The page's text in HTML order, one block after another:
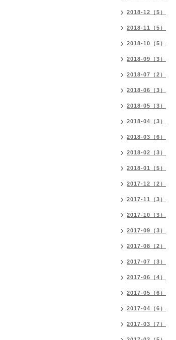
2018-12（5）
2018-11（5）
2018-10（5）
2018-09（3）
2018-07（2）
2018-06（3）
2018-05（3）
2018-04（3）
2018-03（6）
2018-02（3）
2018-01（5）
2017-12（2）
2017-11（3）
2017-10（3）
2017-09（3）
2017-08（2）
2017-07（3）
2017-06（4）
2017-05（6）
2017-04（6）
2017-03（7）